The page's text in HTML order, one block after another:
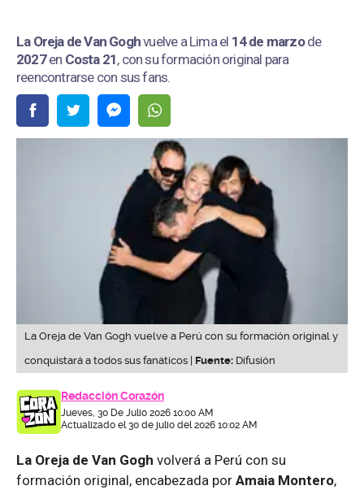
La Oreja de Van Goghvuelve a Lima el 14 de marzode
2027en Costa 21, con su formación original para
reencontrarse con sus fans.
La Oreja de Van Gogh vuelve a Perú con su formación original y
conquistará a todos sus fanáticos | Fuente: Difusión
Redacción Corazón
Jueves, 30 De Julio 2026 10:00 AM
Actualizado el 30 de julio del 2026 10:02 AM
La Oreja de Van Gogh volverá a Perú con su
formación original, encabezada por Amaia Montero,